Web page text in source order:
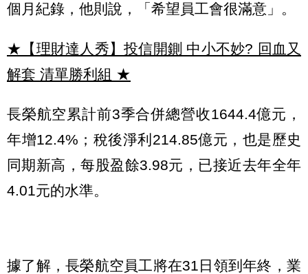
個月紀錄，他則說，「希望員工會很滿意」。
★【理財達人秀】投信開鍘 中小不妙? 回血又
解套 清單勝利組 ★
長榮航空累計前3季合併總營收1644.4億元，
年增12.4%；稅後淨利214.85億元，也是歷史
同期新高，每股盈餘3.98元，已接近去年全年
4.01元的水準。
據了解，長榮航空員工將在31日領到年終，業